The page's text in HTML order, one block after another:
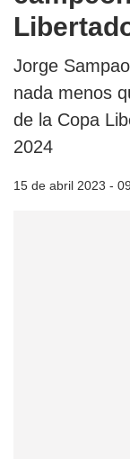
Jorge
nada menos
de la Copa
2024
15 de abril 2023 -